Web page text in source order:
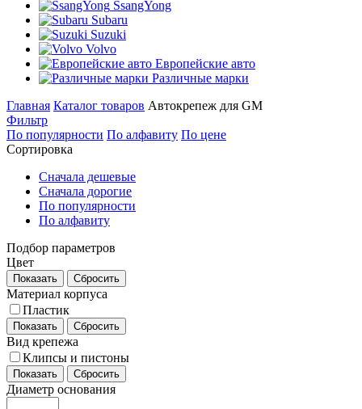
SsangYong
Subaru
Suzuki
Volvo
Европейские авто
Различные марки
Главная Каталог товаров Автокрепеж для GM
Фильтр
По популярности По алфавиту По цене
Сортировка
Сначала дешевые
Сначала дорогие
По популярности
По алфавиту
Подбор параметров
Цвет
Показать Сбросить
Материал корпуса
Пластик
Показать Сбросить
Вид крепежа
Клипсы и пистоны
Показать Сбросить
Диаметр основания